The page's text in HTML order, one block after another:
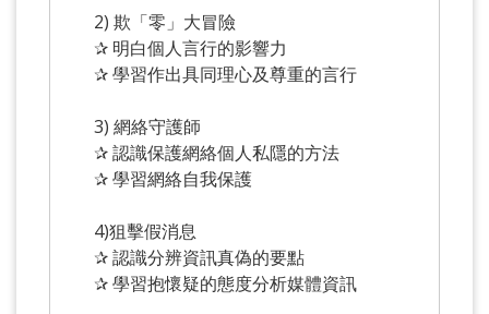
2) 欺「零」大冒險
✰ 明白個人言行的影響力
✰ 學習作出具同理心及尊重的言行
3) 網絡守護師
✰ 認識保護網絡個人私隱的方法
✰ 學習網絡自我保護
4)狙擊假消息
✰ 認識分辨資訊真偽的要點
✰ 學習抱懷疑的態度分析媒體資訊